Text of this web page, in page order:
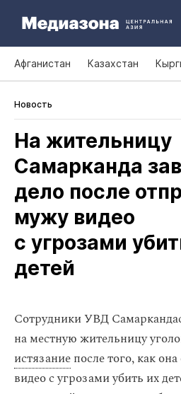
Афганистан Казахстан
Новость
На жительницу
Самарканда
дело после
мужу видео
с угрозами
детей
Сотрудники УВД
на местную жительницу
истязаниепосле того, как
видео с угрозами убить их